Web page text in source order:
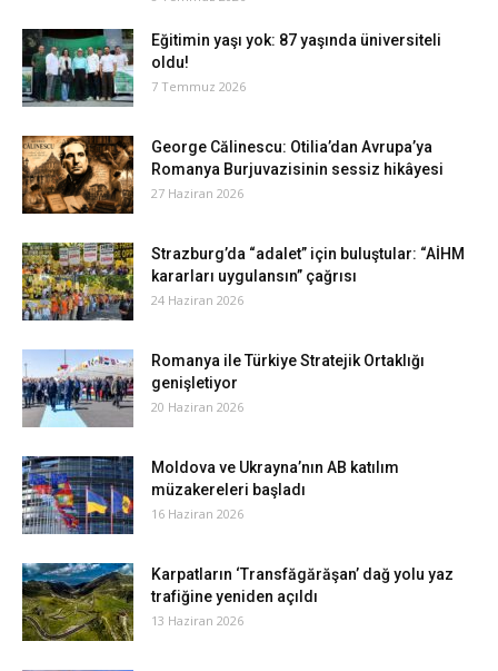
Eğitimin yaşı yok: 87 yaşında üniversiteli
oldu!
7 Temmuz 2026
George Călinescu: Otilia’dan Avrupa’ya
Romanya Burjuvazisinin sessiz hikâyesi
27 Haziran 2026
Strazburg’da “adalet” için buluştular: “AİHM
kararları uygulansın” çağrısı
24 Haziran 2026
Romanya ile Türkiye Stratejik Ortaklığı
genişletiyor
20 Haziran 2026
Moldova ve Ukrayna’nın AB katılım
müzakereleri başladı
16 Haziran 2026
Karpatların ‘Transfăgărăşan’ dağ yolu yaz
trafiğine yeniden açıldı
13 Haziran 2026